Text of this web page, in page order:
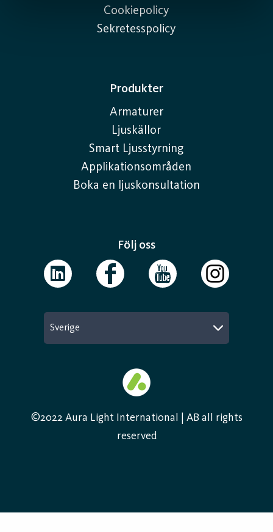
Cookiepolicy
Sekretesspolicy
Produkter
Armaturer
Ljuskällor
Smart Ljusstyrning
Applikationsområden
Boka en ljuskonsultation
Följ oss
Sverige
©2022 Aura Light International | AB all rights
reserved